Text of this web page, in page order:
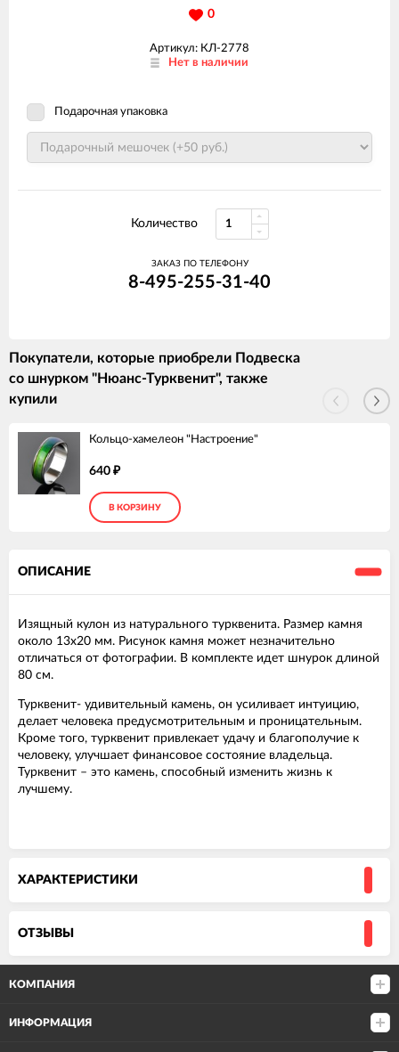
0
Артикул: КЛ-2778
Нет в наличии
Подарочная упаковка
Количество
ЗАКАЗ ПО ТЕЛЕФОНУ
8-495-255-31-40
Покупатели, которые приобрели Подвеска
со шнурком "Нюанс-Турквенит", также
купили
Кольцо-хамелеон "Настроение"
640 ₽
В КОРЗИНУ
ОПИСАНИЕ
Изящный кулон из натурального турквенита. Размер камня
около 13х20 мм. Рисунок камня может незначительно
отличаться от фотографии. В комплекте идет шнурок длиной
80 см.
Турквенит- удивительный камень, он усиливает интуицию,
делает человека предусмотрительным и проницательным.
Кроме того, турквенит привлекает удачу и благополучие к
человеку, улучшает финансовое состояние владельца.
Турквенит – это камень, способный изменить жизнь к
лучшему.
ХАРАКТЕРИСТИКИ
ОТЗЫВЫ
КОМПАНИЯ
ИНФОРМАЦИЯ